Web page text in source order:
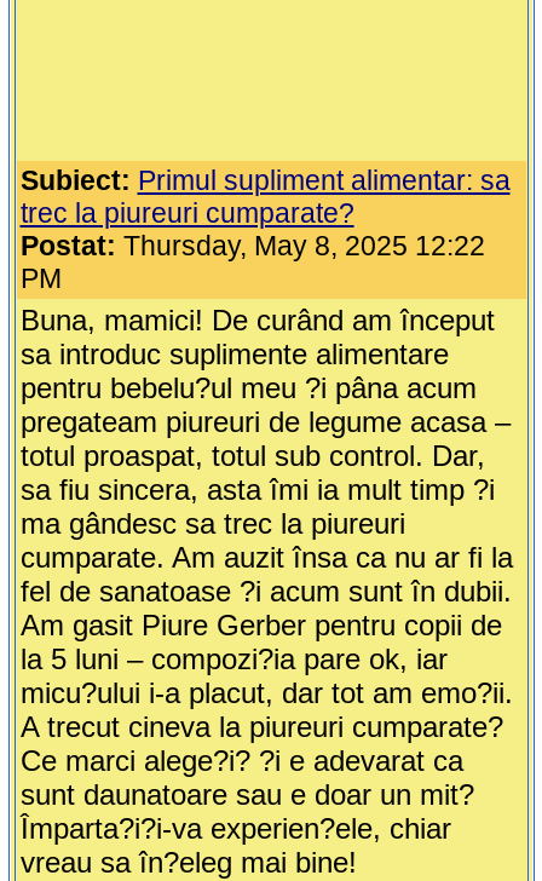
Subiect: Primul supliment alimentar: sa
trec la piureuri cumparate?
Postat: Thursday, May 8, 2025 12:22
PM
Buna, mamici! De curând am început
sa introduc suplimente alimentare
pentru bebelu?ul meu ?i pâna acum
pregateam piureuri de legume acasa –
totul proaspat, totul sub control. Dar,
sa fiu sincera, asta îmi ia mult timp ?i
ma gândesc sa trec la piureuri
cumparate. Am auzit însa ca nu ar fi la
fel de sanatoase ?i acum sunt în dubii.
Am gasit Piure Gerber pentru copii de
la 5 luni – compozi?ia pare ok, iar
micu?ului i-a placut, dar tot am emo?ii.
A trecut cineva la piureuri cumparate?
Ce marci alege?i? ?i e adevarat ca
sunt daunatoare sau e doar un mit?
Împarta?i?i-va experien?ele, chiar
vreau sa în?eleg mai bine!